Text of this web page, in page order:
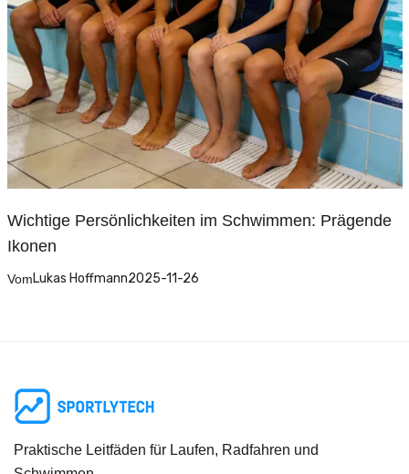
Wichtige Persönlichkeiten im Schwimmen: Prägende
Ikonen
VomLukas Hoffmann2025-11-26
Praktische Leitfäden für Laufen, Radfahren und